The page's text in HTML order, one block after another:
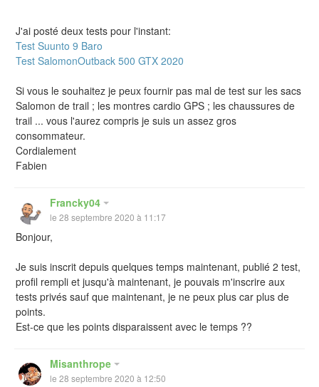
J'ai posté deux tests pour l'instant:
Test Suunto 9 Baro
Test SalomonOutback 500 GTX 2020
Si vous le souhaitez je peux fournir pas mal de test sur les sacs
Salomon de trail ; les montres cardio GPS ; les chaussures de
trail ... vous l'aurez compris je suis un assez gros
consommateur.
Cordialement
Fabien
Francky04
le 28 septembre 2020 à 11:17
Bonjour,
Je suis inscrit depuis quelques temps maintenant, publié 2 test,
profil rempli et jusqu'à maintenant, je pouvais m'inscrire aux
tests privés sauf que maintenant, je ne peux plus car plus de
points.
Est-ce que les points disparaissent avec le temps ??
Misanthrope
le 28 septembre 2020 à 12:50